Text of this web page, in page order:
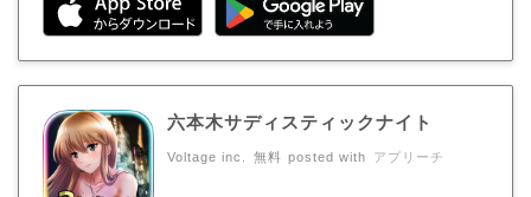
六本木サディスティックナイト
Voltage inc. 無料 posted with アプリーチ